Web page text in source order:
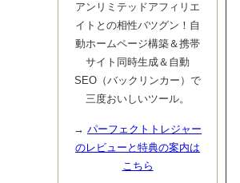
アンリミテッドアフィリエ
イトとの相性バツグン！自
動ホームページ構築＆携帯
サイト同時生成＆自動
SEO（バックリンカー）で
三度おいしいツール。
→ パーフェクトトレジャー
のレビューと特典の案内は
こちら